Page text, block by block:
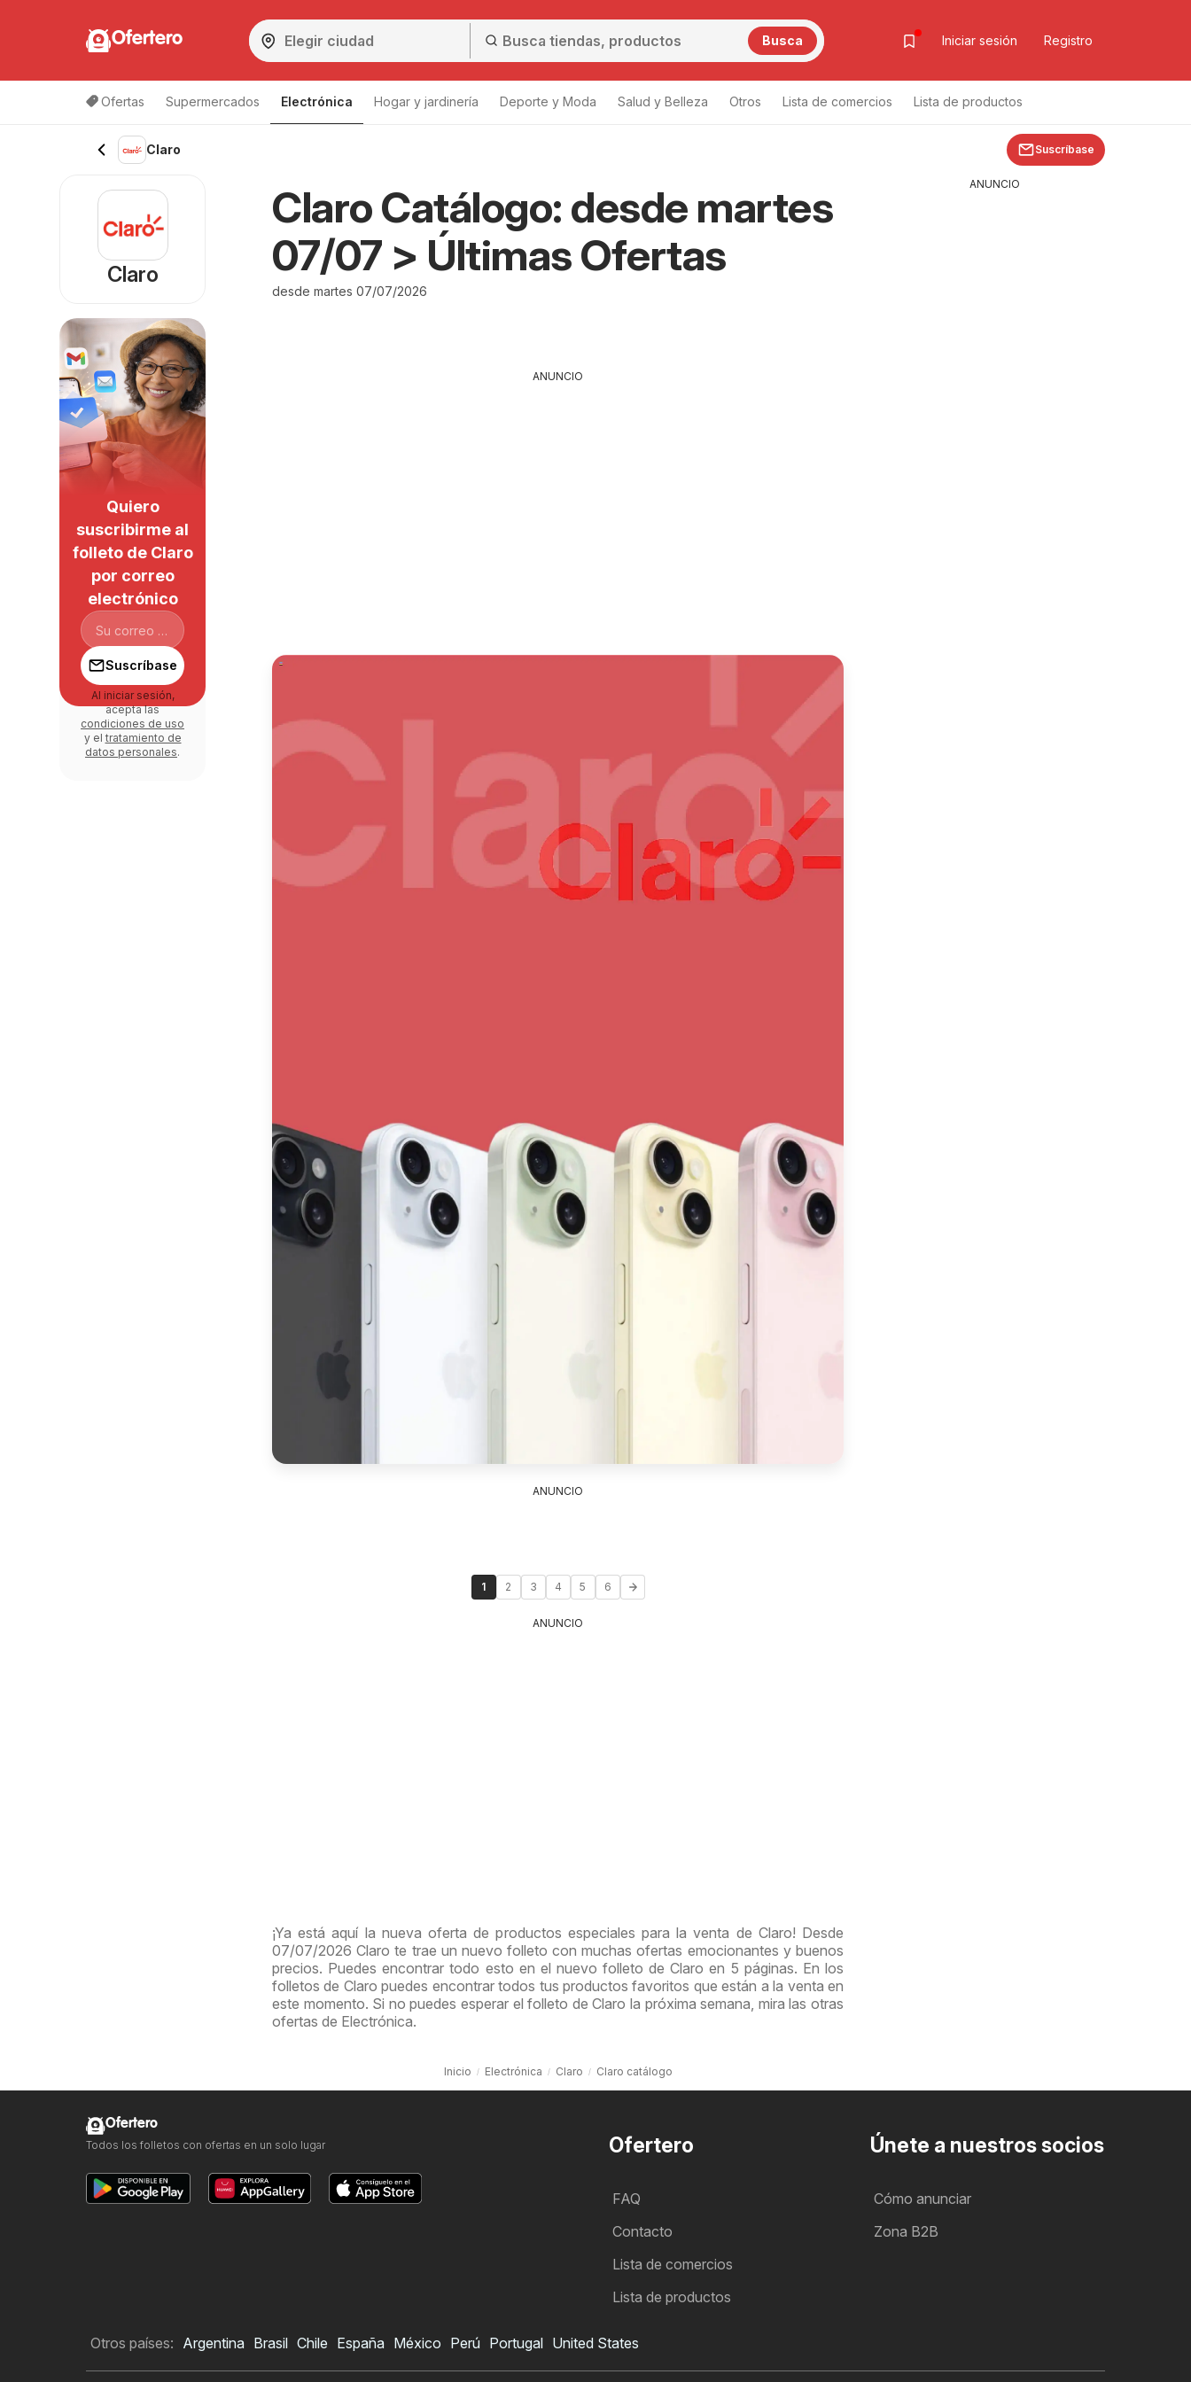
Ofertero Busca Iniciar sesión Registro
Ofertas Supermercados Electrónica Hogar y jardinería Deporte y Moda Salud y Belleza Otros Lista de comercios Lista de productos
Claro Suscríbase
Folleto de Claro
Claro Catálogo: desde martes
07/07 > Últimas Ofertas
desde martes 07/07/2026
ANUNCIO
ANUNCIO
1 2 3 4 5 6
ANUNCIO
¡Ya está aquí la nueva oferta de productos especiales para la venta de Claro! Desde
07/07/2026 Claro te trae un nuevo folleto con muchas ofertas emocionantes y buenos
precios. Puedes encontrar todo esto en el nuevo folleto de Claro en 5 páginas. En los
folletos de Claro puedes encontrar todos tus productos favoritos que están a la venta en
este momento. Si no puedes esperar el folleto de Claro la próxima semana, mira las otras
ofertas de Electrónica.
Inicio Electrónica Claro Claro catálogo
Claro
Quiero
suscribirme al
folleto de Claro
por correo
electrónico
Suscríbase
Al iniciar sesión,
acepta las
condiciones de uso
y el tratamiento de
datos personales.
ANUNCIO
Ofertero
FAQ
Contacto
Lista de comercios
Lista de productos
Únete a nuestros socios
Cómo anunciar
Zona B2B
Ofertero
Todos los folletos con ofertas en un solo lugar
Otros países: Argentina Brasil Chile España México Perú Portugal United States